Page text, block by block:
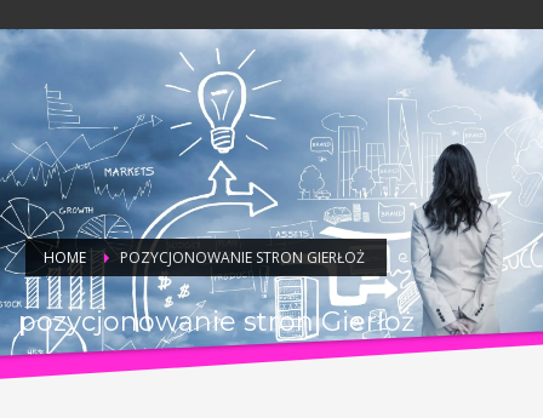
HOME POZYCJONOWANIE STRON GIERŁOŻ
pozycjonowanie stron Gierłoż